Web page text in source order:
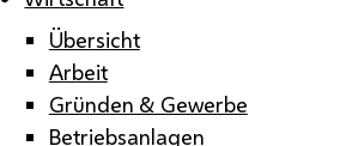
Übersicht
Arbeit
Gründen & Gewerbe
Betriebsanlagen